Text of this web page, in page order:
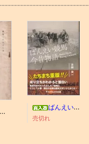
ばんえい競馬今昔物語
売切れ